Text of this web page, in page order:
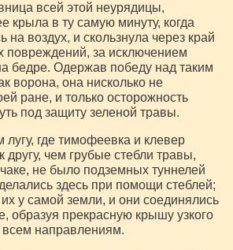
всей этой неурядицы,
крыла в ту самую минуту, когда
воздух, и скользнула через край
повреждений, за исключением
бедре. Одержав победу над таким
ворона, она нисколько не
ране, и только осторожность
под защиту зеленой травы.
где тимофеевка и клевер
другу, чем грубые стебли травы,
не было подземных туннелей
здесь при помощи стеблей;
у самой земли, и они соединялись
образуя прекрасную крышу узкого
всем направлениям.